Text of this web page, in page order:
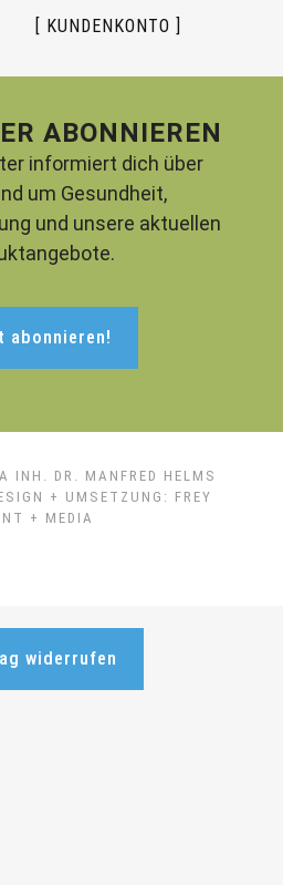
[ KUNDENKONTO ]
ABONNIEREN
informiert dich über
um Gesundheit,
und unsere aktuellen
abonnieren!
INH. DR. MANFRED HELMS
+ UMSETZUNG: FREY
+ MEDIA
widerrufen